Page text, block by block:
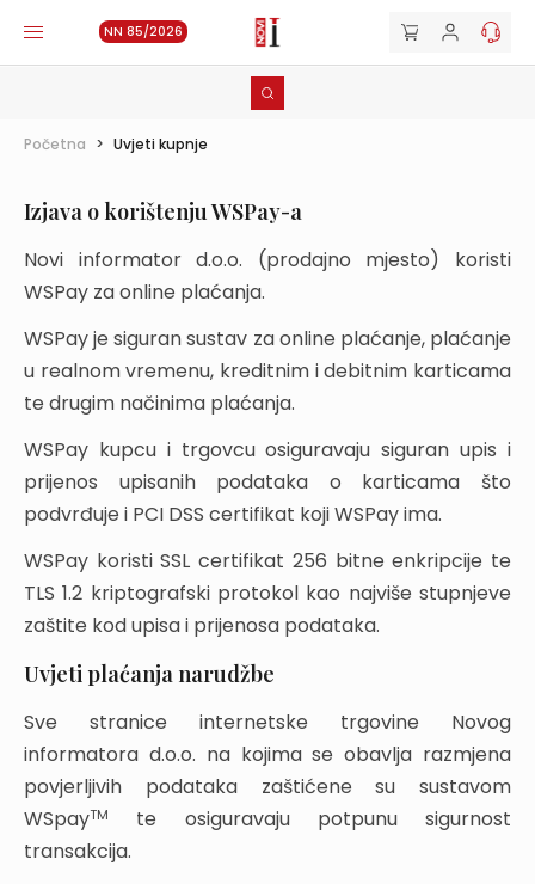
NN 85/2026
Početna > Uvjeti kupnje
Izjava o korištenju WSPay-a
Novi informator d.o.o. (prodajno mjesto) koristi
WSPay za online plaćanja.
WSPay je siguran sustav za online plaćanje, plaćanje
u realnom vremenu, kreditnim i debitnim karticama
te drugim načinima plaćanja.
WSPay kupcu i trgovcu osiguravaju siguran upis i
prijenos upisanih podataka o karticama što
podvrđuje i PCI DSS certifikat koji WSPay ima.
WSPay koristi SSL certifikat 256 bitne enkripcije te
TLS 1.2 kriptografski protokol kao najviše stupnjeve
zaštite kod upisa i prijenosa podataka.
Uvjeti plaćanja narudžbe
Sve stranice internetske trgovine Novog
informatora d.o.o. na kojima se obavlja razmjena
povjerljivih podataka zaštićene su sustavom
WSpayTM
te osiguravaju potpunu sigurnost
transakcija.